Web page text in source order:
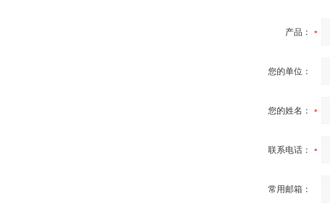
产品：
您的单位：
您的姓名：
联系电话：
常用邮箱：